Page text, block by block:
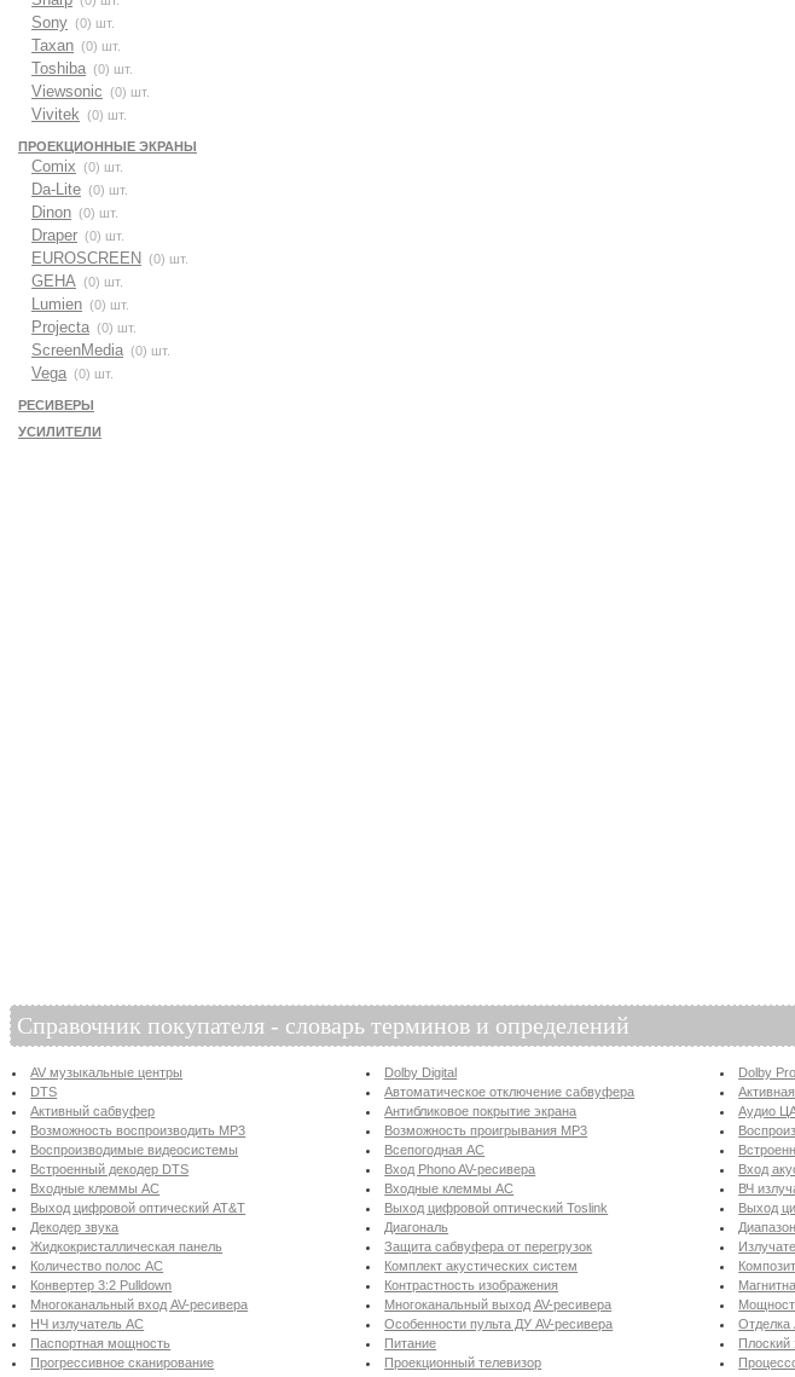
Sony (0) шт.
Taxan (0) шт.
Toshiba (0) шт.
Viewsonic (0) шт.
Vivitek (0) шт.
ПРОЕКЦИОННЫЕ ЭКРАНЫ
Comix (0) шт.
Da-Lite (0) шт.
Dinon (0) шт.
Draper (0) шт.
EUROSCREEN (0) шт.
GEHA (0) шт.
Lumien (0) шт.
Projecta (0) шт.
ScreenMedia (0) шт.
Vega (0) шт.
РЕСИВЕРЫ
УСИЛИТЕЛИ
Справочник покупателя - словарь терминов и определений
AV музыкальные центры Dolby Digital Dolby
DTS
Автоматическое отключение сабвуфера
Активный сабвуфер
Антибликовое покрытие экрана Аудио
Возможность воспроизводить MP3
Возможность проигрывания MP3
Воспроизводимые видеосистемы
Всепогодная АС
Встроенный декодер DTS
Вход Phono AV-ресивера Вход
Входные клеммы АС
Входные клеммы АС ВЧ
Выход цифровой оптический AT&T
Выход цифровой оптический Toslink Выход
Декодер звука
Диагональ
Жидкокристаллическая панель
Защита сабвуфера от перегрузок
Количество полос АС
Комплект акустических систем
Конвертер 3:2 Pulldown
Контрастность изображения
Многоканальный вход AV-ресивера
Многоканальный выход AV-ресивера
НЧ излучатель АС
Особенности пульта ДУ AV-ресивера Отделка
Паспортная мощность
Питание Плоский
Прогрессивное сканирование
Проекционный телевизор